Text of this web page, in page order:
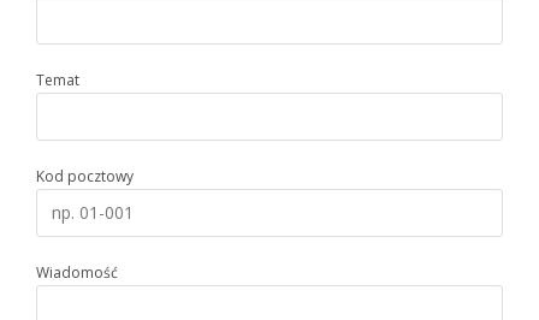
Temat
Kod pocztowy
Wiadomość